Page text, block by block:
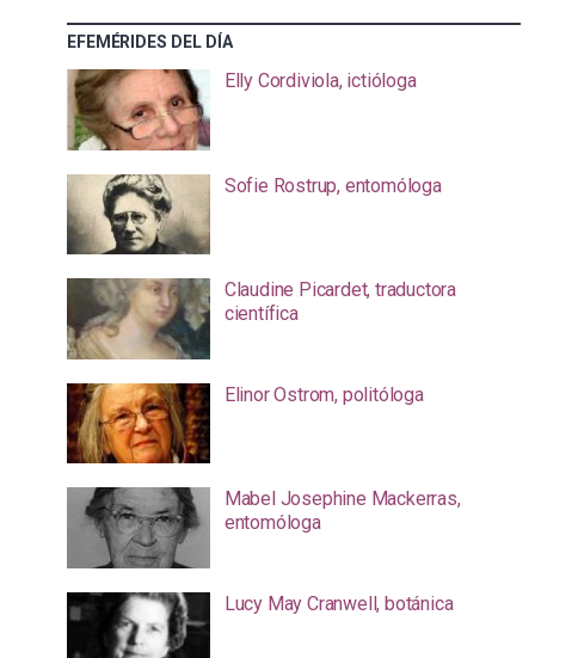
EFEMÉRIDES DEL DÍA
Elly Cordiviola, ictióloga
Sofie Rostrup, entomóloga
Claudine Picardet, traductora
científica
Elinor Ostrom, politóloga
Mabel Josephine Mackerras,
entomóloga
Lucy May Cranwell, botánica